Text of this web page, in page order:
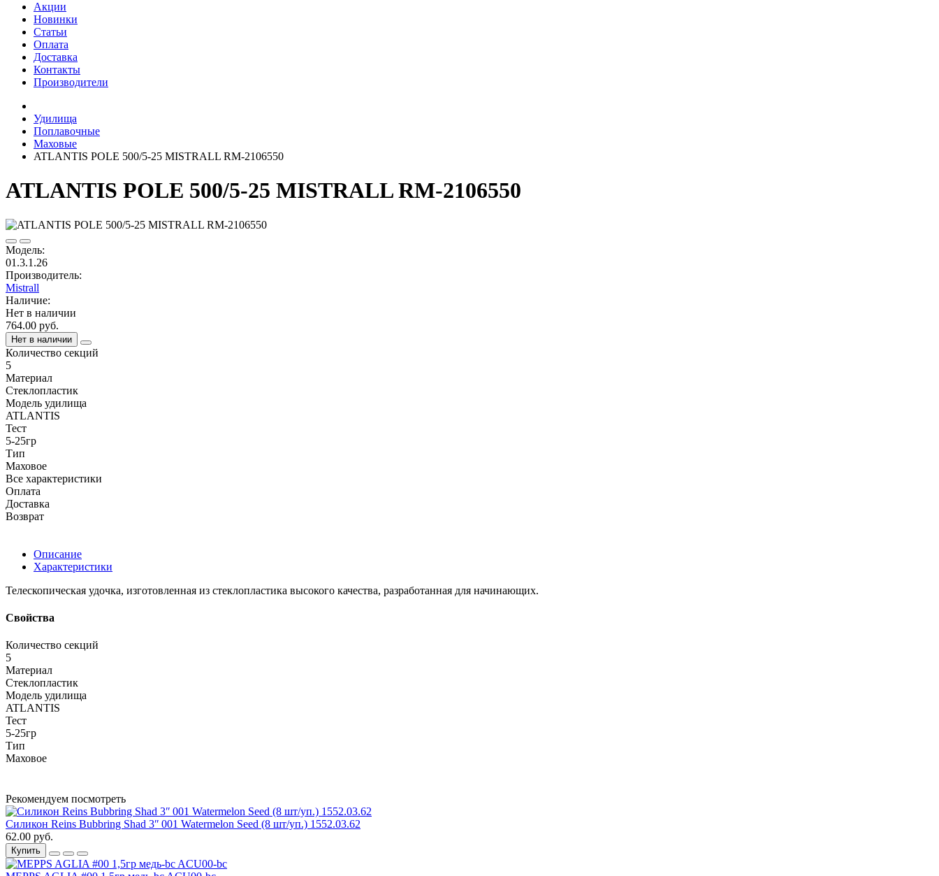
Акции
Новинки
Статьи
Оплата
Доставка
Контакты
Производители
Удилища
Поплавочные
Маховые
ATLANTIS POLE 500/5-25 MISTRALL RM-2106550
ATLANTIS POLE 500/5-25 MISTRALL RM-2106550
Модель:
01.3.1.26
Производитель:
Mistrall
Наличие:
Нет в наличии
764.00 руб.
Нет в наличии
Количество секций
5
Материал
Стеклопластик
Модель удилища
ATLANTIS
Тест
5-25гр
Тип
Маховое
Все характеристики
Оплата
Доставка
Возврат
Описание
Характеристики
Телескопическая удочка, изготовленная из стеклопластика высокого качества, разработанная для начинающих.
Свойства
Количество секций
5
Материал
Стеклопластик
Модель удилища
ATLANTIS
Тест
5-25гр
Тип
Маховое
Рекомендуем посмотреть
Силикон Reins Bubbring Shad 3ʺ 001 Watermelon Seed (8 шт/уп.) 1552.03.62
62.00 руб.
Купить